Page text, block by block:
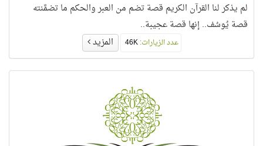
لم يذكر لنا القرآن الكريم قصة تضم من العبر والحكم ما تضمَّنته
قصة يُوسُف.. إنها قصة عجيبة..
عدد الزيارات:46K المزيد